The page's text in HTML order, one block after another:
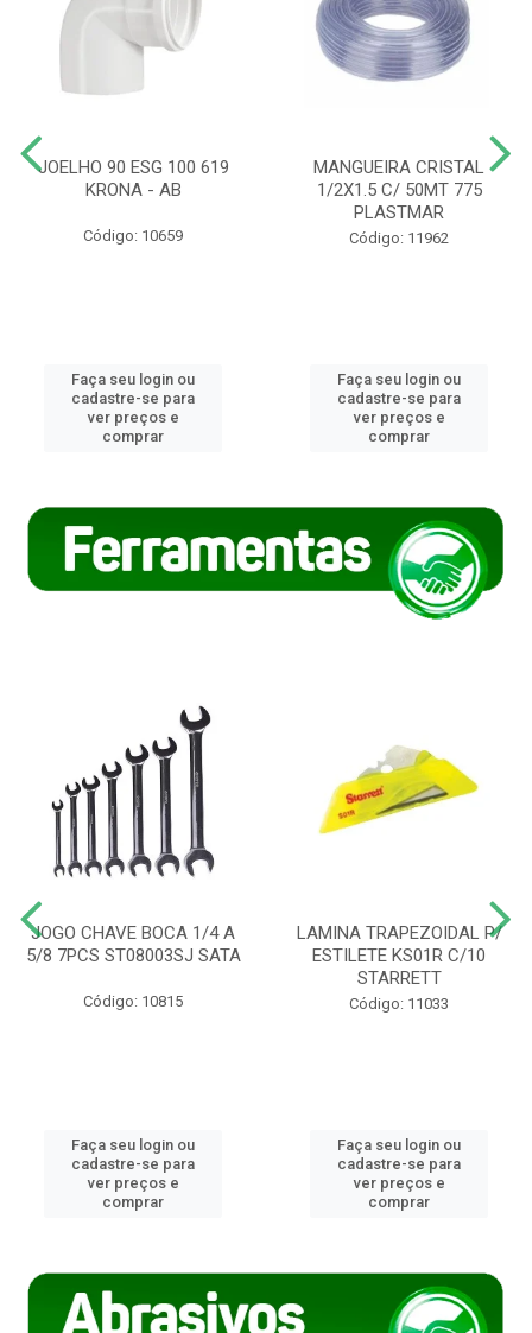
JOELHO 90 ESG 100 619
KRONA - AB
Código: 10659
Faça seu login ou
cadastre-se para
ver preços e
comprar
MANGUEIRA CRISTAL
1/2X1.5 C/ 50MT 775
PLASTMAR
Código: 11962
Faça seu login ou
cadastre-se para
ver preços e
comprar
JOGO CHAVE BOCA 1/4 A
5/8 7PCS ST08003SJ SATA
Código: 10815
Faça seu login ou
cadastre-se para
ver preços e
comprar
LAMINA TRAPEZOIDAL P/
ESTILETE KS01R C/10
STARRETT
Código: 11033
Faça seu login ou
cadastre-se para
ver preços e
comprar